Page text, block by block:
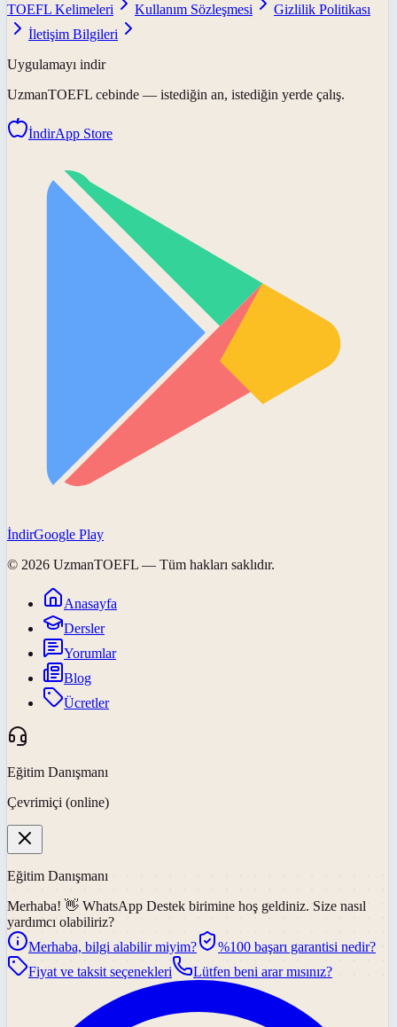
TOEFL Kelimeleri
Kullanım Sözleşmesi
Gizlilik Politikası
İletişim Bilgileri
Uygulamayı indir
UzmanTOEFL cebinde — istediğin an, istediğin yerde çalış.
İndirApp Store
İndirGoogle Play
© 2026 UzmanTOEFL — Tüm hakları saklıdır.
Anasayfa
Dersler
Yorumlar
Blog
Ücretler
Eğitim Danışmanı
Çevrimiçi (online)
Eğitim Danışmanı
Merhaba! 👋 WhatsApp Destek birimine hoş geldiniz. Size nasıl
yardımcı olabiliriz?
Merhaba, bilgi alabilir miyim?
%100 başarı garantisi nedir?
Fiyat ve taksit seçenekleri
Lütfen beni arar mısınız?